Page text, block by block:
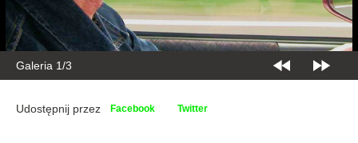
Galeria 1/3
Udostępnij przez Facebook Twitter